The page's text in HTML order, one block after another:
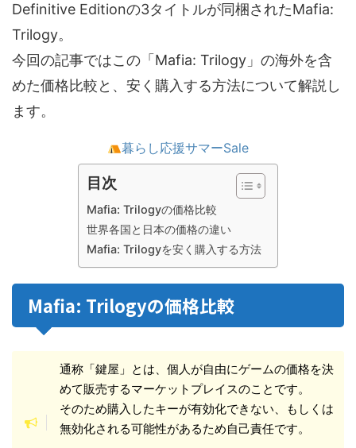
Definitive Editionの3タイトルが同梱されたMafia:
Trilogy。
今回の記事ではこの「Mafia: Trilogy」の海外を含
めた価格比較と、安く購入する方法について解説し
ます。
暮らし応援サマーSale
目次
Mafia: Trilogyの価格比較
世界各国と日本の価格の違い
Mafia: Trilogyを安く購入する方法
Mafia: Trilogyの価格比較
通称「鍵屋」とは、個人が自由にゲームの価格を決
めて販売するマーケットプレイスのことです。
そのため購入したキーが有効化できない、もしくは
無効化される可能性があるため自己責任です。